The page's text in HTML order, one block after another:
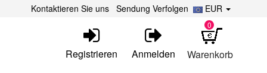
EUR
Kontaktieren Sie uns Sendung Verfolgen
Warenkorb
0
Registrieren Anmelden